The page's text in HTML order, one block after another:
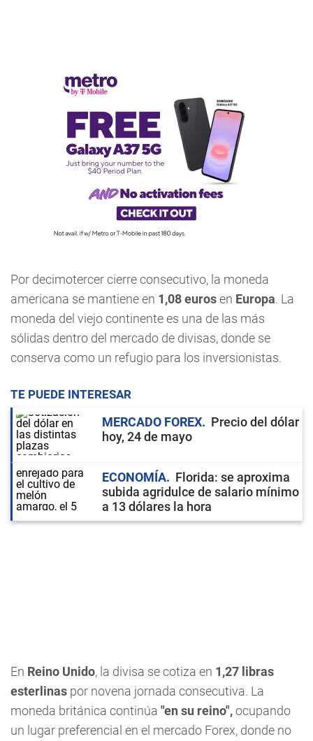
Por decimotercer cierre consecutivo, la moneda
americana se mantiene en 1,08 eurosen Europa. La
moneda del viejo continente es una de las más
sólidas dentro del mercado de divisas, donde se
conserva como un refugio para los inversionistas.
TE PUEDE INTERESAR
MERCADO FOREX
Precio del dólar
hoy, 24 de mayo
ECONOMÍA
Florida: se aproxima
subida agridulce de salario mínimo
a 13 dólares la hora
En Reino Unido, la divisa se cotiza en 1,27 libras
esterlinas por novena jornada consecutiva. La
moneda británica continúa "en su reino",ocupando
un lugar preferencial en el mercado Forex, donde no